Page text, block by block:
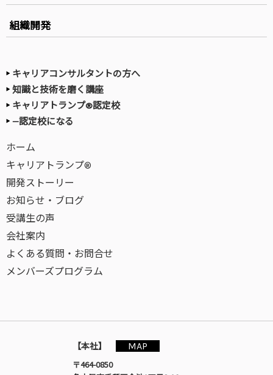
組織開発
キャリアコンサルタントの方へ
知識と技術を磨く講座
キャリアトランプ®認定校
—認定校になる
ホーム
キャリアトランプ®
開発ストーリー
お知らせ・ブログ
受講生の声
会社案内
よくある質問・お問合せ
メンバーズプログラム
【本社】
MAP
〒464-0850